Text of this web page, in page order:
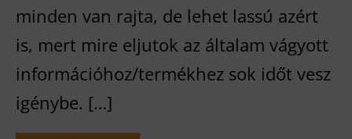
minden van rajta, de lehet lassú azért
is, mert mire eljutok az általam vágyott
információhoz/termékhez sok időt vesz
igénybe. […]